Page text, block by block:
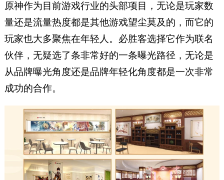
原神作为目前游戏行业的头部项目，无论是玩家数
量还是流量热度都是其他游戏望尘莫及的，而它的
玩家也大多聚焦在年轻人。必胜客选择它作为联名
伙伴，无疑选了条非常好的一条曝光路径，无论是
从品牌曝光角度还是品牌年轻化角度都是一次非常
成功的合作。